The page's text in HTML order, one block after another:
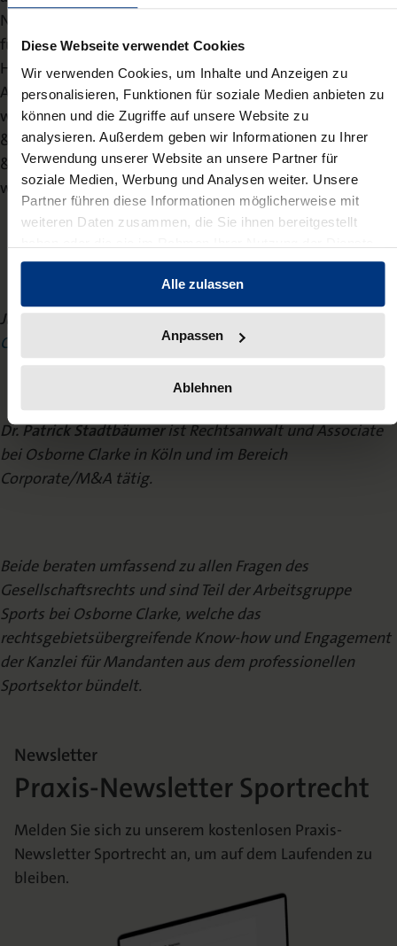
Diese Webseite verwendet Cookies
Wir verwenden Cookies, um Inhalte und Anzeigen zu
personalisieren, Funktionen für soziale Medien anbieten zu
können und die Zugriffe auf unsere Website zu
analysieren. Außerdem geben wir Informationen zu Ihrer
Verwendung unserer Website an unsere Partner für
soziale Medien, Werbung und Analysen weiter. Unsere
Partner führen diese Informationen möglicherweise mit
weiteren Daten zusammen, die Sie ihnen bereitgestellt
gesammelt haben.
Alle zulassen
Anpassen
Ablehnen
Nachfolger
führungslos.Trotz seiner Abberufung bleibt
Hintergrund weiter entscheidend beteiligt, daer in den
Aufsichtsrat der Hannover 96 GmbH & Co. KGaA
wechselt und als Geschäftsführer der Hannover 96 Sales
& Service GmbH & Co. KG, der Hannover 96Arena GmbH
& Co. KG und weiterer Tochtergesellschaften tätig sein
wird.
Julian Baldusist Rechtsanwalt und Associate beiOsborne
Clarke
Bereich Corporate/M&A tätig.
Dr. Patrick Stadtbäumerist Rechtsanwalt und Associate
bei Osborne Clarke in Köln und im Bereich
Corporate/M&A tätig.
Beide beraten umfassend zu allen Fragen des
Gesellschaftsrechts und sind Teil derArbeitsgruppe
Sports bei Osborne Clarke, welche das
rechtsgebietsübergreifende Know-how und Engagement
der Kanzlei für Mandanten aus dem professionellen
Sportsektor bündelt.
Newsletter
Praxis-Newsletter Sportrecht
Melden Sie sich zu unserem kostenlosen Praxis-
Newsletter Sportrecht an, um auf dem Laufenden zu
bleiben.